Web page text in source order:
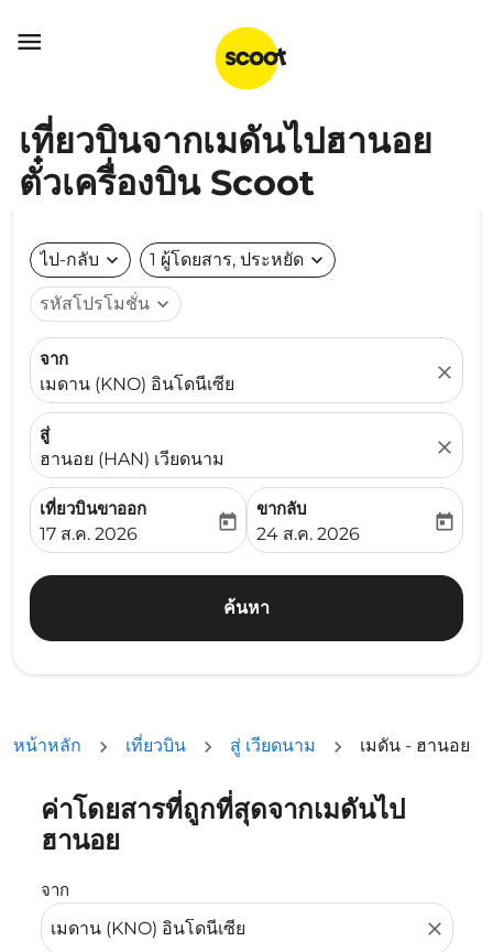

เที่ยวบินจากเมดันไปฮานอย
ตั๋วเครื่องบิน Scoot
ไป-กลับ expand_more 1 ผู้โดยสาร, ประหยัด expand_more
รหัสโปรโมชั่น expand_more
จาก
เมดาน (KNO) อินโดนีเซีย
close
สู่
ฮานอย (HAN) เวียดนาม
close
เที่ยวบินขาออก
fc-booking-departure-date-aria-label
17 ส.ค. 2026
today
ขากลับ
fc-booking-return-date-
24 ส.ค. 2026
today
ค้นหา
หน้าหลัก เที่ยวบิน สู่ เวียดนาม เมดัน - ฮานอย
ค่าโดยสารที่ถูกที่สุดจากเมดันไป
ฮานอย
จาก
close
ลองอัปเดตเส้นทางของคุณ (ต้นทางและ/หรือปลายทาง) หรื